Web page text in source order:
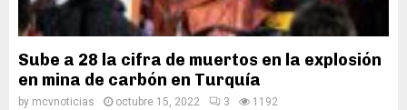
Sube a 28 la cifra de muertos en la explosión
en mina de carbón en Turquía
by mcvnoticias octubre 15, 2022 3 1192